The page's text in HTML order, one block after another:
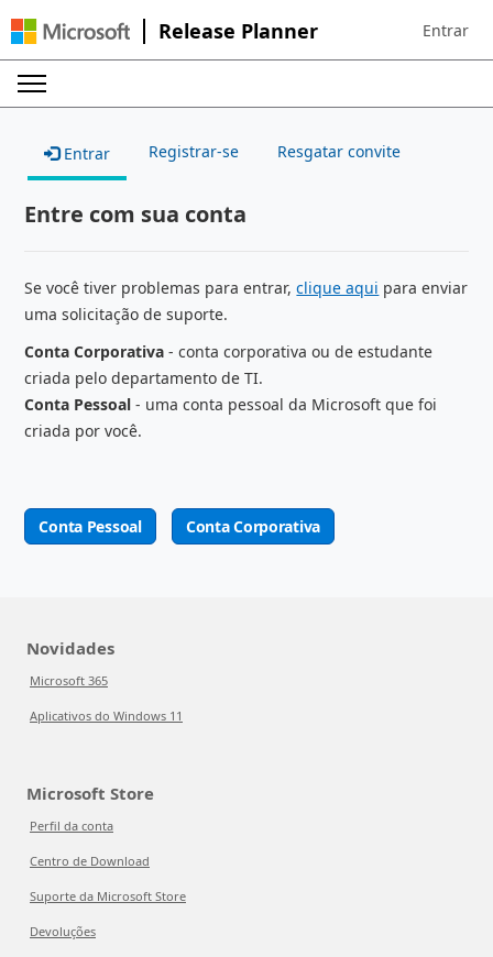
Release Planner Sign in to
Entrar
Entrar Registrar-se Resgatar convite
Entre com sua conta
Se você tiver problemas para entrar,clique aqui para enviar
uma solicitação de suporte.
Conta Corporativa - conta corporativa ou de estudante
criada pelo departamento de TI.
Conta Pessoal - uma conta pessoal da Microsoft que foi
criada por você.
Conta Pessoal Conta Corporativa
Novidades
Microsoft 365
Aplicativos do Windows 11
Microsoft Store
Perfil da conta
Centro de Download
Suporte da Microsoft Store
Devoluções